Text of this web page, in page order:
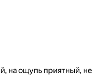
на ощупь приятный, не